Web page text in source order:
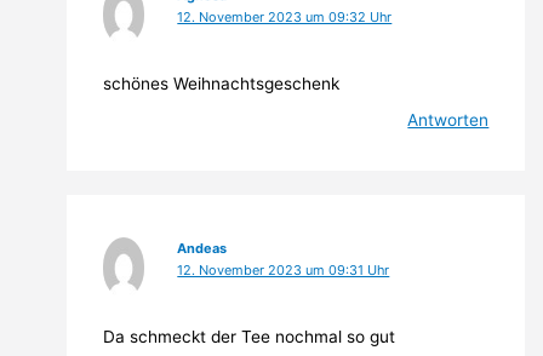
12. November 2023 um 09:32 Uhr
schönes Weihnachtsgeschenk
Antworten
Andeas
12. November 2023 um 09:31 Uhr
Da schmeckt der Tee nochmal so gut